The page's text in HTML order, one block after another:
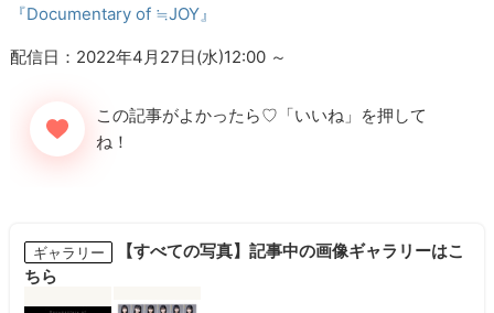
『Documentary of ≒JOY』
配信日：2022年4月27日(水)12:00 ～
ギャラリー
【すべての写真】記事中の画像ギャラリーはこ
ちら